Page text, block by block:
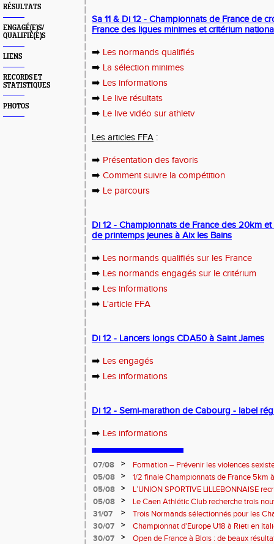
RÉSULTATS
ENGAGÉ(E)S/
QUALIFIÉ(E)S
LIENS
RECORDS ET
STATISTIQUES
PHOTOS
Sa 11 & Di 12 - Championnats de France de
France des ligues minimes et critérium
➡️ Les normands qualifiés
➡️ La sélection minimes
➡️ Les informations
➡️ Le live résultats
➡️ Le live vidéo sur athletv
Les articles FFA :
➡️ Présentation des favoris
➡️ Comment suivre la compétition
➡️ Le parcours
Di 12 - Championnats de France des 20km
de printemps jeunes à Aix les Bains
➡️ Les normands qualifiés sur les France
➡️ Les normands engagés sur le critérium
➡️ Les informations
➡️ L'article FFA
Di 12 - Lancers longs CDA50 à Saint James
➡️ Les engagés
➡️ Les informations
Di 12 - Semi-marathon de Cabourg - label
➡️ Les informations
07/08 >
Formation – Prévenir les violences
: le 26 septembre 2026
05/08 >
1/2 finale Championnats de France 5km
13 septembre 2026 : les informations
05/08 >
L’UNION SPORTIVE LILLEBONNAISE
rentrée 2026
05/08 >
Le Caen Athlétic Club recherche trois
civique à compter de septembre 2026
31/07 >
Trois Normands sélectionnés pour les
Eugene !
30/07 >
Championnat d'Europe U18 à Rieti en
normands
30/07 >
Open de France à Blois : de beaux